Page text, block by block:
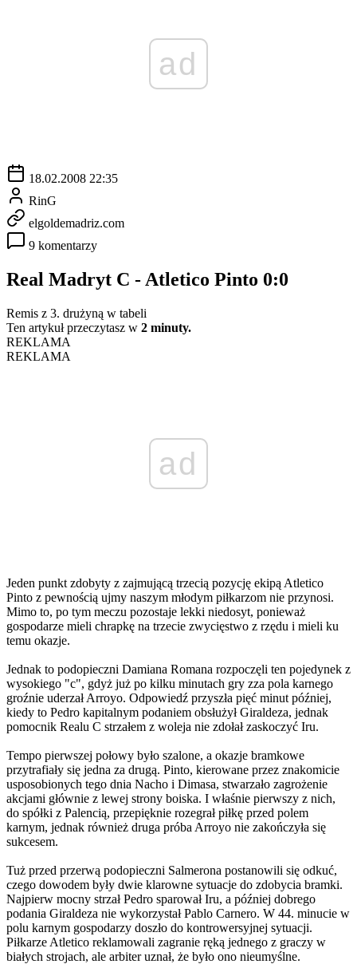
ad
18.02.2008 22:35
RinG
elgoldemadriz.com
9 komentarzy
Real Madryt C - Atletico Pinto 0:0
Remis z 3. drużyną w tabeli
Ten artykuł przeczytasz w 2 minuty.
REKLAMA
REKLAMA
ad
Jeden punkt zdobyty z zajmującą trzecią pozycję ekipą Atletico
Pinto z pewnością ujmy naszym młodym piłkarzom nie przynosi.
Mimo to, po tym meczu pozostaje lekki niedosyt, ponieważ
gospodarze mieli chrapkę na trzecie zwycięstwo z rzędu i mieli ku
temu okazje.
Jednak to podopieczni Damiana Romana rozpoczęli ten pojedynek z
wysokiego "c", gdyż już po kilku minutach gry zza pola karnego
groźnie uderzał Arroyo. Odpowiedź przyszła pięć minut później,
kiedy to Pedro kapitalnym podaniem obsłużył Giraldeza, jednak
pomocnik Realu C strzałem z woleja nie zdołał zaskoczyć Iru.
Tempo pierwszej połowy było szalone, a okazje bramkowe
przytrafiały się jedna za drugą. Pinto, kierowane przez znakomicie
usposobionych tego dnia Nacho i Dimasa, stwarzało zagrożenie
akcjami głównie z lewej strony boiska. I właśnie pierwszy z nich,
do spółki z Palencią, przepięknie rozegrał piłkę przed polem
karnym, jednak również druga próba Arroyo nie zakończyła się
sukcesem.
Tuż przed przerwą podopieczni Salmerona postanowili się odkuć,
czego dowodem były dwie klarowne sytuacje do zdobycia bramki.
Najpierw mocny strzał Pedro sparował Iru, a później dobrego
podania Giraldeza nie wykorzystał Pablo Carnero. W 44. minucie w
polu karnym gospodarzy doszło do kontrowersyjnej sytuacji.
Piłkarze Atletico reklamowali zagranie ręką jednego z graczy w
białych strojach, ale arbiter uznał, że było ono nieumyślne.